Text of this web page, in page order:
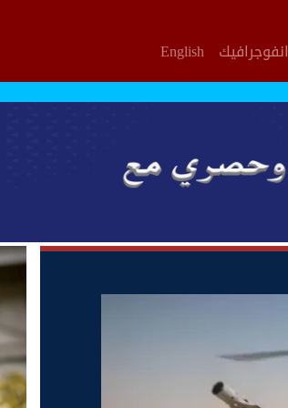
انفوجرافيك English